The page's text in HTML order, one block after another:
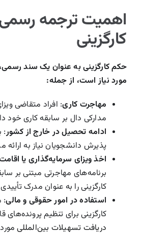
Search
For:
اهمیت ترجمه
کارگزینی
حکم کارگزینی به عنوان یک سند
مورد نیاز است، از جمله:
مهاجرت کاری: افراد متقاضی
مدارکی دال بر سابقه کاری خود
ادامه تحصیل در خارج از کشور:
پذیرش دانشجویان نیاز به ارائه
اخذ ویزای سرمایه‌گذاری یا
برنامه‌های مهاجرتی مبتنی بر
کارگزینی را به عنوان مدرک
استفاده در امور حقوقی و مالی:
کارگزینی برای تنظیم پرونده‌های
دریافت تسهیلات بین‌المللیمورد